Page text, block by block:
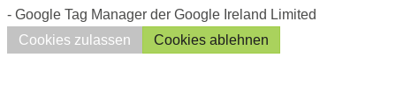
- Google Tag Manager der Google Ireland Limited
Cookies zulassen
Cookies ablehnen